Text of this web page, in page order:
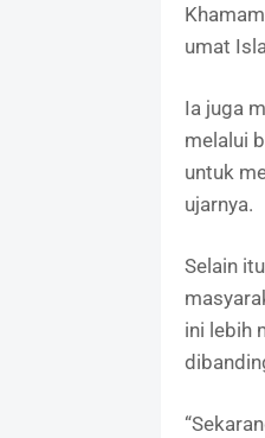
umat
Ia juga
melalui
untuk
ujarnya.
Selain
ini lebih